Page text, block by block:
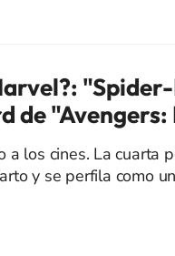
de
a los cines. La cuarta
y se perfila como